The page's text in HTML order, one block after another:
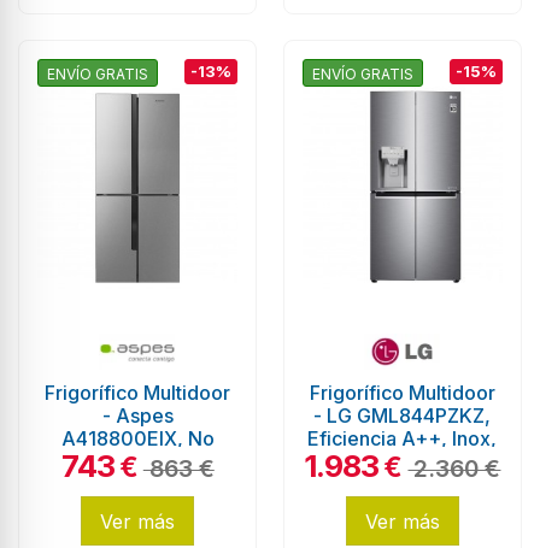
ENVÍO GRATIS -13%
Frigorífico Multidoor
- Aspes
A418800EIX, No
Frost, 427 litros, 1.81
metros, Inox
743€ 863 €
Ver más
ENVÍO GRATIS -15%
Frigorífico Multidoor
- LG GML844PZKZ,
Eficiencia A++, Inox,
Dispensador de agua
y...
1.983€ 2.360 €
Ver más